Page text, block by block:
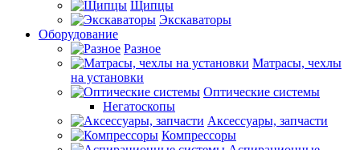
Щипцы
Экскаваторы
Оборудование
Разное
Матрасы, чехлы
на установки
Оптические системы
Негатоскопы
Аксессуары, запчасти
Компрессоры